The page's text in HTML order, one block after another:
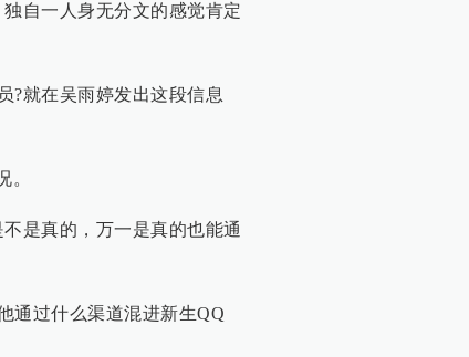
自一人身无分文的感觉肯定
?就在吴雨婷发出这段信息
。
是真的，万一是真的也能通
通过什么渠道混进新生QQ